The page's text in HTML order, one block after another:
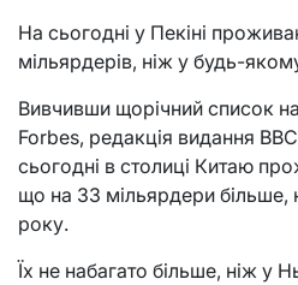
На сьогодні у Пекіні
мільярдерів, ніж у будь-
Вивчивши щорічний список
Forbes, редакція видання
сьогодні в столиці Китаю
що на 33 мільярдери більше,
року.
Їх не набагато більше, ніж у